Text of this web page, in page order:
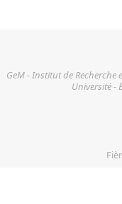
GeM - Institut de Recherche
Université -